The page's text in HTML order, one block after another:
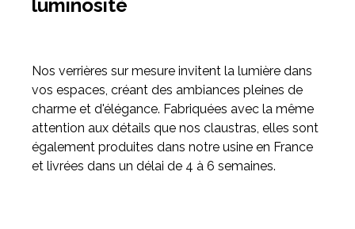
luminosité
Nos verrières sur mesure invitent la lumière dans
vos espaces, créant des ambiances pleines de
charme et d'élégance. Fabriquées avec la même
attention aux détails que nos claustras, elles sont
également produites dans notre usine en France
et livrées dans un délai de 4 à 6 semaines.